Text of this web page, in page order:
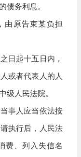
债务利息。
由原告束某负担
日起十五日内，
或者代表人的人
级人民法院。
事人应当依法按
执行后，人民法
费、列入失信名